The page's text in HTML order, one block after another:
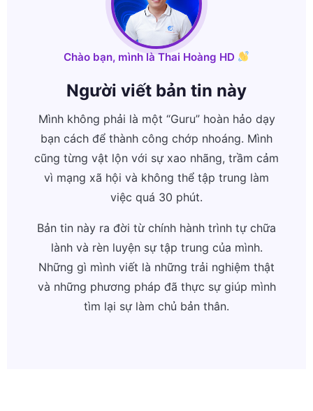
Chào bạn, mình là Thai Hoàng HD
Người viết bản tin này
Mình không phải là một “Guru” hoàn hảo dạy
bạn cách để thành công chớp nhoáng. Mình
cũng từng vật lộn với sự xao nhãng, trầm cảm
vì mạng xã hội và không thể tập trung làm
việc quá 30 phút.
Bản tin này ra đời từ chính hành trình tự chữa
lành và rèn luyện sự tập trung của mình.
Những gì mình viết là những trải nghiệm thật
và những phương pháp đã thực sự giúp mình
tìm lại sự làm chủ bản thân.